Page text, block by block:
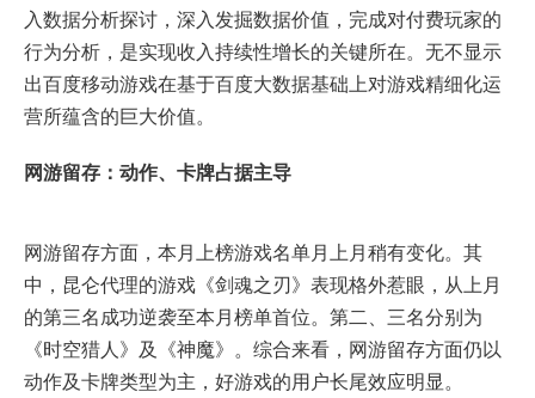
入数据分析探讨，深入发掘数据价值，完成对付费玩家的
行为分析，是实现收入持续性增长的关键所在。无不显示
出百度移动游戏在基于百度大数据基础上对游戏精细化运
营所蕴含的巨大价值。
网游留存：动作、卡牌占据主导
网游留存方面，本月上榜游戏名单月上月稍有变化。其
中，昆仑代理的游戏《剑魂之刃》表现格外惹眼，从上月
的第三名成功逆袭至本月榜单首位。第二、三名分别为
《时空猎人》及《神魔》。综合来看，网游留存方面仍以
动作及卡牌类型为主，好游戏的用户长尾效应明显。